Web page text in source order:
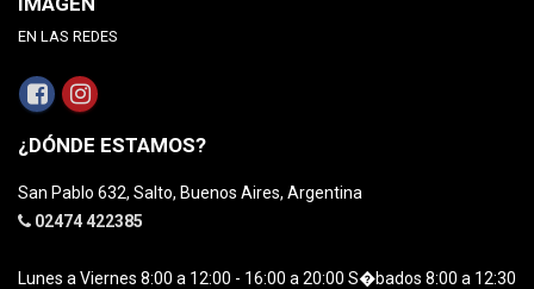
EN LAS REDES
¿DÓNDE ESTAMOS?
San Pablo 632, Salto, Buenos Aires, Argentina
02474 422385
Lunes a Viernes 8:00 a 12:00 - 16:00 a 20:00 S�bados 8:00 a 12:30